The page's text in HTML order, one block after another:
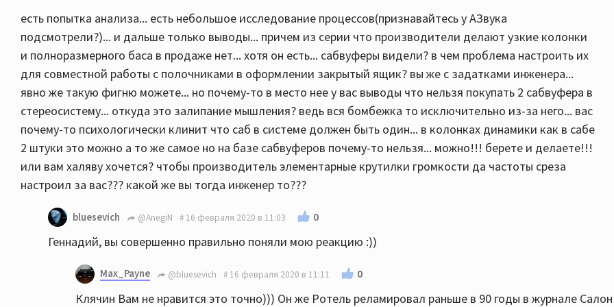
есть попытка анализа... есть небольшое исследование процессов(признавайтесь у АЗвука
подсмотрели?)... и дальше только выводы... причем из серии что производители делают узкие колонки
и полноразмерного баса в продаже нет... хотя он есть... сабвуферы видели? в чем проблема настроить их
для совместной работы с полочниками в оформлении закрытый ящик? вы же с задатками инженера...
явно же такую фигню можете... но почему-то в место нее у вас выводы что нельзя покупать 2 сабвуфера в
стереосистему... откуда это залипание мышления? ведь вся бомбежка то исключительно из-за него... вас
почему-то психологически клинит что саб в системе должен быть один... в колонках динамики как в сабе
2 штуки это можно а то же самое но на базе сабвуферов почему-то нельзя... можно!!! берете и делаете!!!
или вам халяву хочется? чтобы производитель элементарные крутилки громкости да частоты среза
настроил за вас??? какой же вы тогда инженер то???
bluesevich @AnegiN 16 февраля 2020 в 11:03 0
Геннадий, вы совершенно правильно поняли мою реакцию :))
Max_Payne @bluesevich 16 февраля 2020 в 11:11 0
Клячин Вам не нравится это точно))) Он же Ротель реламировал раньше в 90 годы в журнале Салон